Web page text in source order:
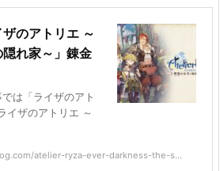
ザのアトリエ ～
れ家～」錬金
は「ライザのアト
イザのアトリエ ～
atelier-ryza-ever-darkness-the-s...